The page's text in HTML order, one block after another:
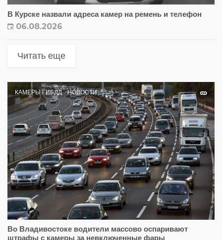
В Курске назвали адреса камер на ремень и телефон
06.08.2026
Читать еще
КАМЕРЫ ГИБДД НОВОСТИ
Во Владивостоке водители массово оспаривают
штрафы с камеры за невключенные фары